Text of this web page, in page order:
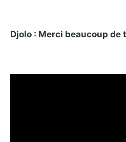
Djolo : Merci beaucoup de